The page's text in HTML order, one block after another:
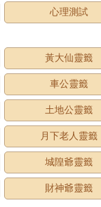
心理測試
黃大仙靈籤
車公靈籤
土地公靈籤
月下老人靈籤
城隍爺靈籤
財神爺靈籤